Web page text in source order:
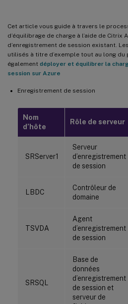
Cet article vous guide à travers le
d’équilibrage de charge à l’aide de Citrix
d’enregistrement de session existant.
utilisés à titre d’exemple tout au long du
également déployer et équilibrer la
session sur Azure
Enregistrement de session
Nom
d’hôte
Rôle de serveur
SRServer1
Serveur
d’enregistrement
de session
LBDC
Contrôleur de
domaine
TSVDA
Agent
d’enregistrement
de session
SRSQL
Base de
données
d’enregistrement
de session et
serveur de